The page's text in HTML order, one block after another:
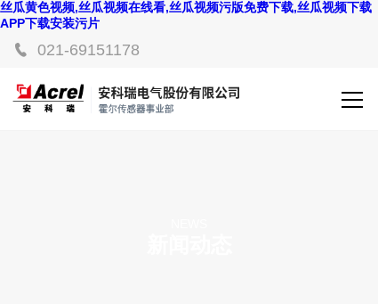
丝瓜黄色视频,丝瓜视频在线看,丝瓜视频污版免费下载,丝瓜视频下载
APP下载安装污片
021-69151178